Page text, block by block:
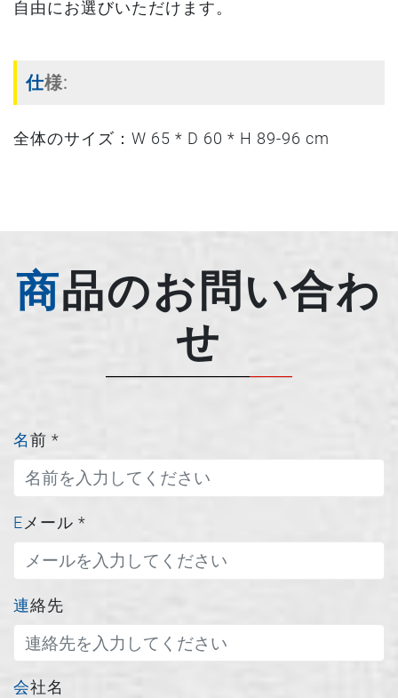
自由にお選びいただけます。
仕様:
全体のサイズ：W 65 * D 60 * H 89-96 cm
商品のお問い合わ
せ
名前 *
Eメール *
連絡先
会社名